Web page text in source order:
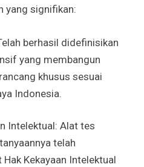
yang signifikan:
berhasil didefinisikan
yang membangun
khusus sesuai
Indonesia.
Intelektual: Alat tes
telah
Kekayaan Intelektual